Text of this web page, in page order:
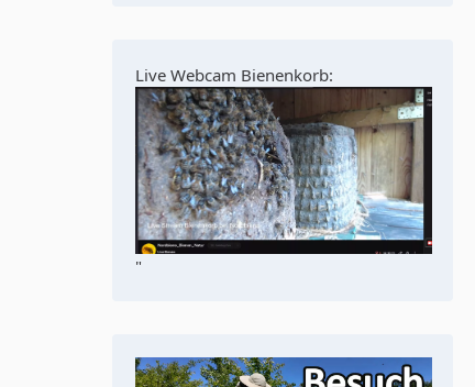
Live Webcam Bienenkorb:
"